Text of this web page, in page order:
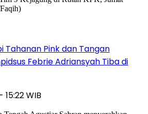
Tahanan Pink dan Tangan
Febrie Adriansyah Tiba di
WIB